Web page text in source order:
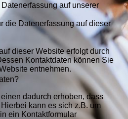
auf unserer
die Datenerfassung auf dieser
dieser Website erfolgt durch
Kontaktdaten können Sie
entnehmen.
dadurch erhoben, dass
kann es sich z.B. um
ein Kontaktformular